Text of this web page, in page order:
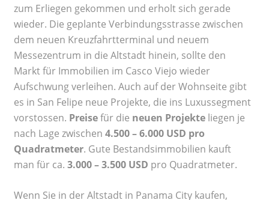
zum Erliegen gekommen und erholt sich gerade
wieder. Die geplante Verbindungsstrasse zwischen
dem neuen Kreuzfahrtterminal und neuem
Messezentrum in die Altstadt hinein, sollte den
Markt für Immobilien im Casco Viejo wieder
Aufschwung verleihen. Auch auf der Wohnseite gibt
es in San Felipe neue Projekte, die ins Luxussegment
vorstossen. Preisefür die neuen Projekte liegen je
nach Lage zwischen 4.500 – 6.000 USD pro
Quadratmeter. Gute Bestandsimmobilien kauft
man für ca. 3.000 – 3.500 USD pro Quadratmeter.
Wenn Sie in der Altstadt in Panama City kaufen,